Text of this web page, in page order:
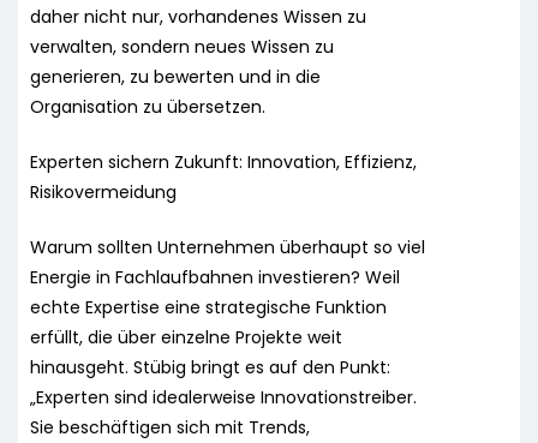
daher nicht nur, vorhandenes Wissen zu
verwalten, sondern neues Wissen zu
generieren, zu bewerten und in die
Organisation zu übersetzen.
Experten sichern Zukunft: Innovation, Effizienz,
Risikovermeidung
Warum sollten Unternehmen überhaupt so viel
Energie in Fachlaufbahnen investieren? Weil
echte Expertise eine strategische Funktion
erfüllt, die über einzelne Projekte weit
hinausgeht. Stübig bringt es auf den Punkt:
„Experten sind idealerweise Innovationstreiber.
Sie beschäftigen sich mit Trends,